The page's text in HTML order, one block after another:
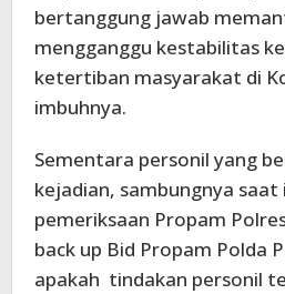
bertanggung jawab
mengganggu kestabilitas
ketertiban masyarakat di
imbuhnya.
Sementara personil yang
kejadian, sambungnya saat
pemeriksaan Propam
back up Bid Propam Polda
apakah tindakan personil